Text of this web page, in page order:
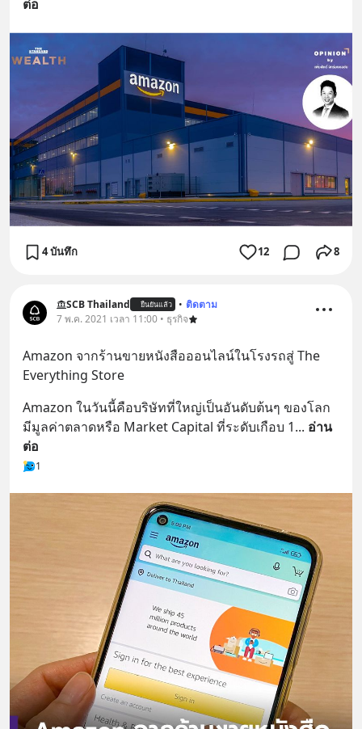
ต่อ
4 บันทึก 12 8
SCB Thailand ยืนยันแล้ว • ติดตาม
7 พ.ค. 2021 เวลา 11:00 • ธุรกิจ
Amazon จากร้านขายหนังสือออนไลน์ในโรงรถสู่ The
Everything Store
Amazon ในวันนี้คือบริษัทที่ใหญ่เป็นอันดับต้นๆ ของโลก
มีมูลค่าตลาดหรือ Market Capital ที่ระดับเกือบ 1... อ่าน
ต่อ
1